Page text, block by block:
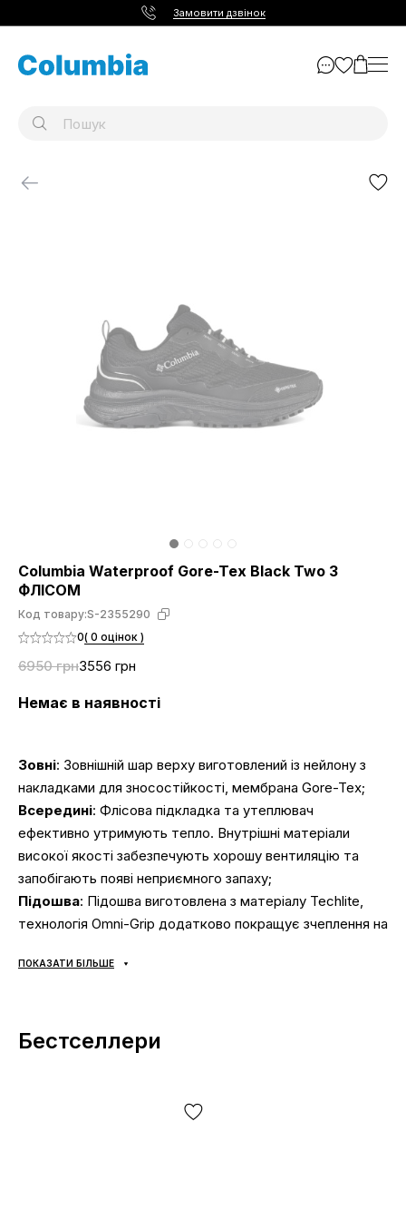
Замовити дзвінок
Columbia Waterproof Gore-Tex Black Two З
ФЛІСОМ
Код товару:S-2355290
0( 0 оцінок )
6950 грн3556 грн
Немає в наявності
Зовні: Зовнішній шар верху виготовлений із нейлону з
накладками для зносостійкості, мембрана Gore-Tex;
Всередині: Флісова підкладка та утеплювач
ефективно утримують тепло. Внутрішні матеріали
високої якості забезпечують хорошу вентиляцію та
запобігають появі неприємного запаху;
Підошва: Підошва виготовлена з матеріалу Techlite,
технологія Omni-Grip додатково покращує зчеплення на
Сезонність: Може використовуватись протягом
доставки — не передбачено! Оплата здійснюється при
ПОКАЗАТИ БІЛЬШЕ
Бестселлери